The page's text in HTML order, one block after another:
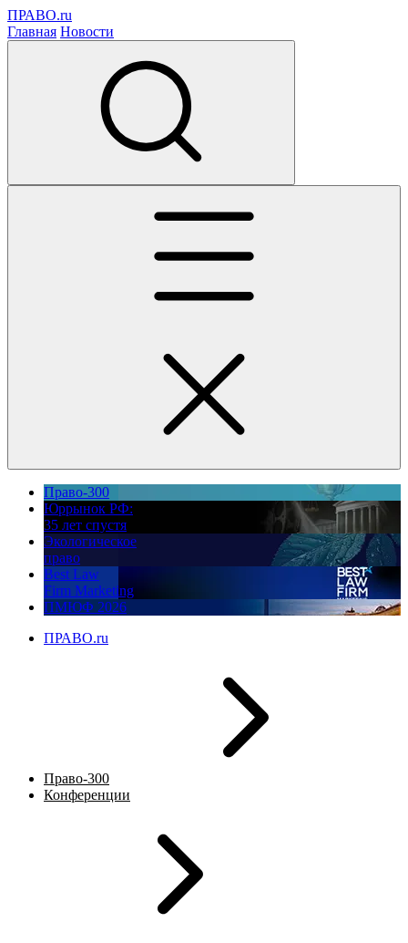
ПРАВО.ru
Главная Новости
Право-300
Юррынок РФ:
35 лет спустя
Экологическое
право
Best Law
Firm Marketing
ПМЮФ 2026
ПРАВО.ru
Право-300
Конференции